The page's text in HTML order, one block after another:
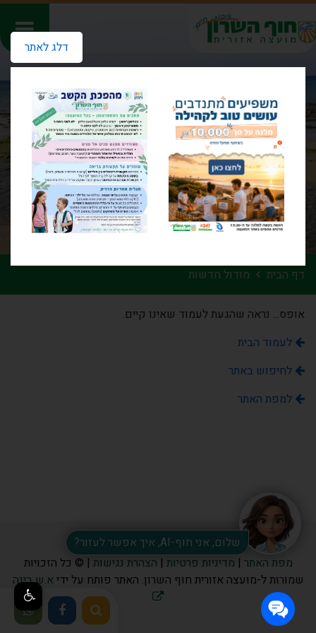
שלום, אני חוף-AI, איך אפשר לעזור?
דלג לאתר
דף הבית מודול חדשות
אופס... נראה שהגעת לעמוד שאינו קיים.
לעמוד הבית
לחיפוש באתר
למפת האתר
קיבוץ שפיים מיקוד 60990.
מפת האתר | מדיניות פרטיות | הצהרת נגישות | © כל הזכויות
שמורות ל-מועצה אזורית חוף השרון. האתר פותח על ידי א.ש בינה